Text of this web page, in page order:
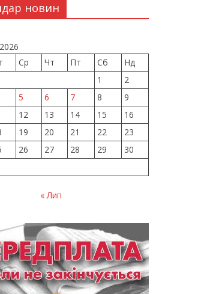
новин
Ср Чт Пт Сб
Нд
1
2
5 6 7 8
9
12 13 14 15
16
19 20 21 22
23
26 27 28 29
30
« Лип